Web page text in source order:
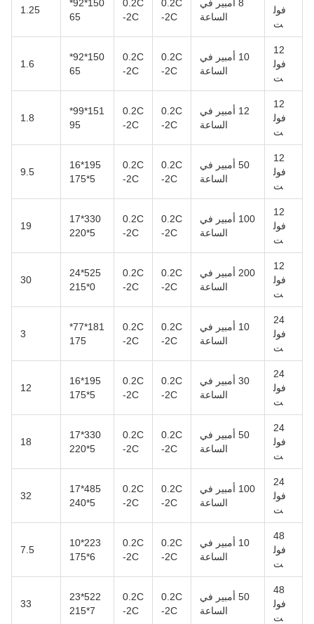
فول
ت
8 أمبير في
الساعة
0.2C
-2C
0.2C
-2C
150*92*
65
1.25
12
فول
ت
10 أمبير في
الساعة
0.2C
-2C
0.2C
-2C
150*92*
65
1.6
12
فول
ت
12 أمبير في
الساعة
0.2C
-2C
0.2C
-2C
151*99*
95
1.8
12
فول
ت
50 أمبير في
الساعة
0.2C
-2C
0.2C
-2C
195*16
5*175
9.5
12
فول
ت
100 أمبير في
الساعة
0.2C
-2C
0.2C
-2C
330*17
5*220
19
12
فول
ت
200 أمبير في
الساعة
0.2C
-2C
0.2C
-2C
525*24
0*215
30
24
فول
ت
10 أمبير في
الساعة
0.2C
-2C
0.2C
-2C
181*77*
175
3
24
فول
ت
30 أمبير في
الساعة
0.2C
-2C
0.2C
-2C
195*16
5*175
12
24
فول
ت
50 أمبير في
الساعة
0.2C
-2C
0.2C
-2C
330*17
5*220
18
24
فول
ت
100 أمبير في
الساعة
0.2C
-2C
0.2C
-2C
485*17
5*240
32
48
فول
ت
10 أمبير في
الساعة
0.2C
-2C
0.2C
-2C
223*10
6*175
7.5
48
فول
ت
50 أمبير في
الساعة
0.2C
-2C
0.2C
-2C
522*23
7*215
33